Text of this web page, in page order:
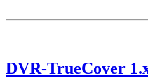
DVR-TrueCover